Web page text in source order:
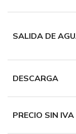
SALIDA DE
DESCARGA
PRECIO SIN IVA